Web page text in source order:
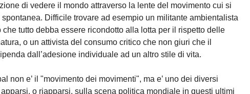
di vedere il mondo attraverso la lente del movimento cui si
spontanea. Difficile trovare ad esempio un militante ambientalista
tutto debba essere ricondotto alla lotta per il rispetto delle
o un attivista del consumo critico che non giuri che il
dall’adesione individuale ad un altro stile di vita.
non e’ il "movimento dei movimenti", ma e’ uno dei diversi
o riapparsi, sulla scena politica mondiale in questi ultimi